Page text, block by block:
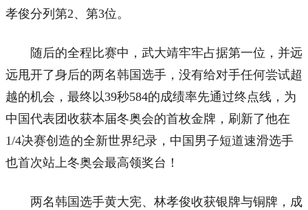
孝俊分列第2、第3位。
随后的全程比赛中，武大靖牢牢占据第一位，并远
远甩开了身后的两名韩国选手，没有给对手任何尝试超
越的机会，最终以39秒584的成绩率先通过终点线，为
中国代表团收获本届冬奥会的首枚金牌，刷新了他在
1/4决赛创造的全新世界纪录，中国男子短道速滑选手
也首次站上冬奥会最高领奖台！
两名韩国选手黄大宪、林孝俊收获银牌与铜牌，成